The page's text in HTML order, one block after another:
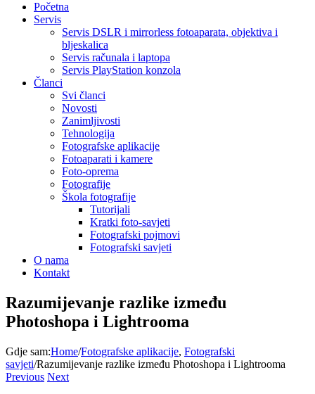
Početna
Servis
Servis DSLR i mirrorless fotoaparata, objektiva i
bljeskalica
Servis računala i laptopa
Servis PlayStation konzola
Članci
Svi članci
Novosti
Zanimljivosti
Tehnologija
Fotografske aplikacije
Fotoaparati i kamere
Foto-oprema
Fotografije
Škola fotografije
Tutorijali
Kratki foto-savjeti
Fotografski pojmovi
Fotografski savjeti
O nama
Kontakt
Razumijevanje razlike između
Photoshopa i Lightrooma
Gdje sam:Home/Fotografske aplikacije, Fotografski
savjeti/Razumijevanje razlike između Photoshopa i Lightrooma
Previous Next